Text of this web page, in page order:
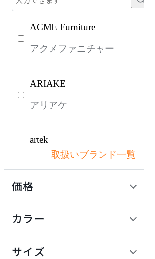
ACME Furniture
アクメファニチャー
ARIAKE
アリアケ
artek
アルテック
アズマヤ
cascando
取扱いブランド一覧
価格
カラー
サイズ